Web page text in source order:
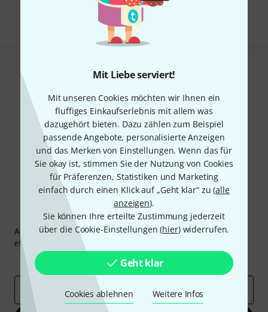
Mit Liebe serviert!
Mit unseren Cookies möchten wir Ihnen ein
fluffiges Einkaufserlebnis mit allem was
dazugehört bieten. Dazu zählen zum Beispiel
passende Angebote, personalisierte Anzeigen
und das Merken von Einstellungen. Wenn das für
Sie okay ist, stimmen Sie der Nutzung von Cookies
für Präferenzen, Statistiken und Marketing
einfach durch einen Klick auf „Geht klar“ zu (alle
anzeigen).
Sie können Ihre erteilte Zustimmung jederzeit
über die Cookie-Einstellungen (hier) widerrufen.
Geht klar
Cookies ablehnen Weitere Infos
Alle Preise inkl. MwSt.
Gefällt Ihnen, was Sie sehen?
Teilen Hilfe & Feedback
Thomann Newsletter
Abonniere den Thomann Newsletter und gewinne mit
etwas Glück einen von
Inspirierende Beiträge
Deals Thomann Insights
E-Mail-Adresse*